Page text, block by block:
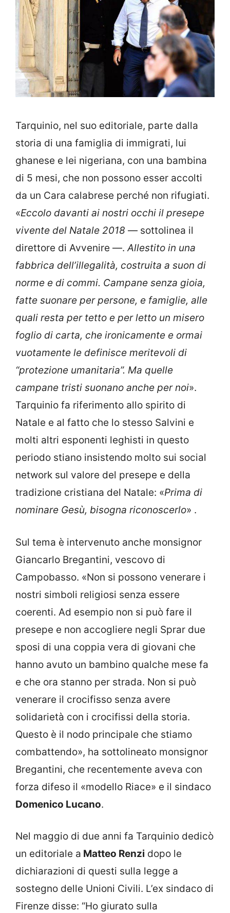
Tarquinio, nel suo editoriale, parte dalla
storia di una famiglia di immigrati, lui
ghanese e lei nigeriana, con una bambina
di 5 mesi, che non possono esser accolti
da un Cara calabrese perché non rifugiati.
«Eccolo davanti ai nostri occhi il presepe
vivente del Natale 2018 — sottolinea il
direttore di Avvenire —.Allestito in una
fabbrica dell’illegalità, costruita a suon di
norme e di commi. Campane senza gioia,
fatte suonare per persone, e famiglie, alle
quali resta per tetto e per letto un misero
foglio di carta, che ironicamente e ormai
vuotamente le definisce meritevoli di
“protezione umanitaria”. Ma quelle
campane tristi suonano anche per noi».
Tarquinio fa riferimento allo spirito di
Natale e al fatto che lo stesso Salvini e
molti altri esponenti leghisti in questo
periodo stiano insistendo molto sui social
network sul valore del presepe e della
tradizione cristiana del Natale: «Prima di
nominare Gesù, bisogna riconoscerlo» .
Sul tema è intervenuto anche monsignor
Giancarlo Bregantini, vescovo di
Campobasso. «Non si possono venerare i
nostri simboli religiosi senza essere
coerenti. Ad esempio non si può fare il
presepe e non accogliere negli Sprar due
sposi di una coppia vera di giovani che
hanno avuto un bambino qualche mese fa
e che ora stanno per strada. Non si può
venerare il crocifisso senza avere
solidarietà con i crocifissi della storia.
Questo è il nodo principale che stiamo
combattendo», ha sottolineato monsignor
Bregantini, che recentemente aveva con
forza difeso il «modello Riace» e il sindaco
Domenico Lucano.
Nel maggio di due anni fa Tarquinio dedicò
un editoriale a Matteo Renzi dopo le
dichiarazioni di questi sulla legge a
sostegno delle Unioni Civili. L’ex sindaco di
Firenze disse: “Ho giurato sulla